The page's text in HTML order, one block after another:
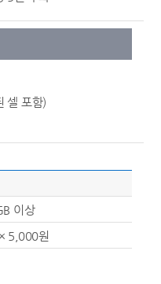
셀 포함)
이상
5,000원